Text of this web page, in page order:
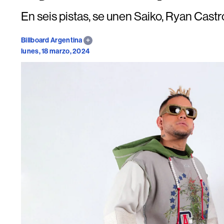
En seis pistas, se unen Saiko, Ryan
Billboard Argentina
lunes, 18 marzo, 2024